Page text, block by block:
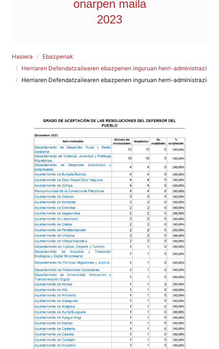
onarpen maila
2023
Hasiera
Ebazpenak
Herriaren Defendatzailearen ebazpenen inguruan herri-
Herriaren Defendatzailearen ebazpenen inguruan herri-